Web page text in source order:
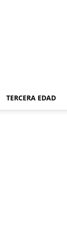
TERCERA EDAD